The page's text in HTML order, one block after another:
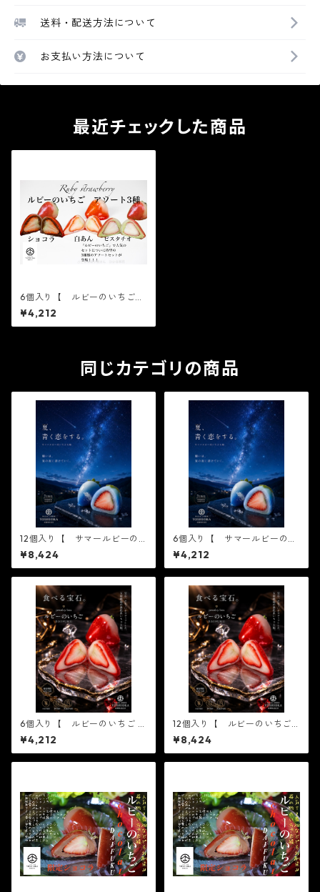
送料・配送方法について
お支払い方法について
最近チェックした商品
6個入り【 ルビーのいちご3
種アソート 6個入り×1箱 白あ
ん、ショコラ、ピスタチオ２
個ずつ 】テレビで話題3/16
定20個 ジュエリーボック
ス いちご DAIFUKU
ng 春 イチゴ 大福 フル
ーツ大福 お取り寄せ テレ
¥4,212
同じカテゴリの商品
12個入り【 サマールビーの
いちご 6個入り×2箱 】テレ
ビで話題3/16ノンストップ放
送されました！※配送日時指
ーボックス いちご DAIFU
KU ありがとう ２０
２１ spring 春 イチゴ
大福 フルーツ大福 お取り
寄せ テレビで話題
¥8,424
6個入り【 サマールビーのい
ちご 6個入り×1箱 】テレビで
話題3/16ノンストップ放送さ
れました！※配送日時指定必
ックス いちご DAIFUKU
ありがとう ２０２
１ spring 春 イチゴ 大
福 フルーツ大福 お取り寄
せ テレビで話題
¥4,212
6個入り【 ルビーのいちご 6
個入り×1箱 】テレビで話題
3/16ノンストップ放送されま
した！※配送日時指定必須1日
ng 春 イチゴ 大福 フル
ーツ大福 お取り寄せ テレ
ビで話題
¥4,212
12個入り【 ルビーのいちご
6個入り×2箱 】テレビで話
題3/16ノンストップ放送され
ました！※配送日時指定必須1
pring 春 イチゴ 大福 フ
ルーツ大福 お取り寄せ テ
レビで話題
¥8,424